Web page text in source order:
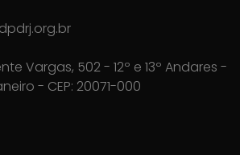
Vargas, 502 - 12º e 13º Andares -
- CEP: 20071-000